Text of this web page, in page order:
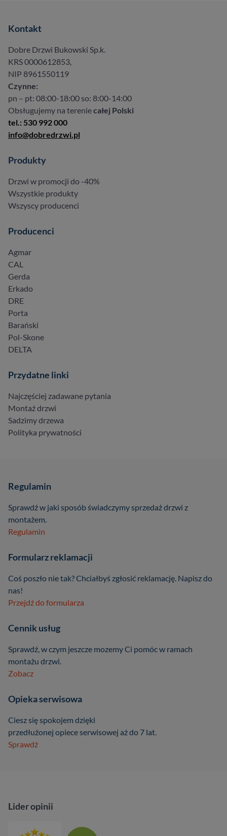
Kontakt
Dobre Drzwi Bukowski Sp.k.
KRS 0000612853,
NIP 8961550119
Czynne:
pn – pt: 08:00-18:00 so: 8:00-14:00
Obsługujemy na tereniecałej Polski
tel.: 530 992 000
info@dobredrzwi.pl
Produkty
Drzwi w promocji do -40%
Wszystkie produkty
Wszyscy producenci
Producenci
Agmar
CAL
Gerda
Erkado
DRE
Porta
Barański
Pol-Skone
DELTA
Przydatne linki
Najczęściej zadawane pytania
Montaż drzwi
Sadzimy drzewa
Polityka prywatności
Regulamin
Sprawdź w jaki sposób świadczymy sprzedaż drzwi z
montażem.
Regulamin
Formularz reklamacji
Coś poszło nie tak? Chciałbyś zgłosić reklamację. Napisz do
nas!
Przejdź do formularza
Cennik usług
Sprawdź, w czym jeszcze mozemy Ci pomóc w ramach
montażu drzwi.
Zobacz
Opieka serwisowa
Ciesz się spokojem dzięki
przedłużonej opiece serwisowej aż do 7 lat.
Sprawdź
Lider opinii